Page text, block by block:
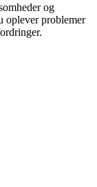
og
oplever problemer